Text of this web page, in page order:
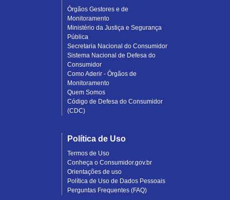
Órgãos Gestores e de
Monitoramento
Ministério da Justiça e Segurança
Pública
Secretaria Nacional do Consumidor
Sistema Nacional de Defesa do
Consumidor
Como Aderir - Órgãos de
Monitoramento
Quem Somos
Código de Defesa do Consumidor
(CDC)
Política de Uso
Termos de Uso
Conheça o Consumidor.gov.br
Orientações de uso
Política de Uso de Dados Pessoais
Perguntas Frequentes (FAQ)